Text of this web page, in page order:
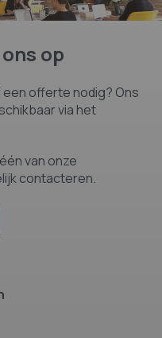
op
offerte nodig? Ons
via het
van onze
contacteren.